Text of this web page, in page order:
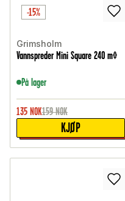
-15%
Grimsholm
Vannspreder Mini Square 240 m²
På lager
135 NOK159 NOK
KJØP